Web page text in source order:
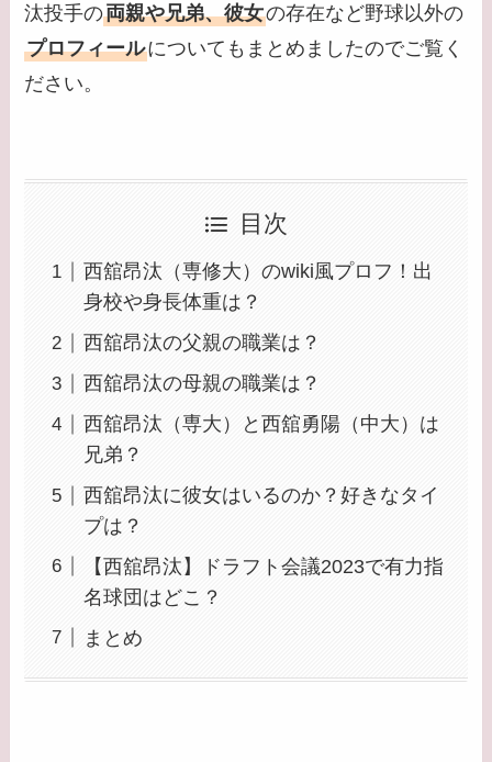
汰投手の両親や兄弟、彼女の存在など野球以外の
プロフィールについてもまとめましたのでご覧く
ださい。
目次
西舘昂汰（専修大）のwiki風プロフ！出
身校や身長体重は？
西舘昂汰の父親の職業は？
西舘昂汰の母親の職業は？
西舘昂汰（専大）と西舘勇陽（中大）は
兄弟？
西舘昂汰に彼女はいるのか？好きなタイ
プは？
【西舘昂汰】ドラフト会議2023で有力指
名球団はどこ？
まとめ